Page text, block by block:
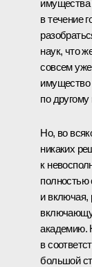
имущества
в течение
наук, что
совсем
имущество
по
Но, во
никаких
к
полностью
и
академию.
в
большой